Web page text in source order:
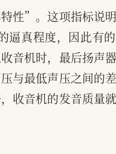
性”。这项指标说
逼真程度，因此有
音机时，最后扬声
与最低声压之间的
收音机的发音质量